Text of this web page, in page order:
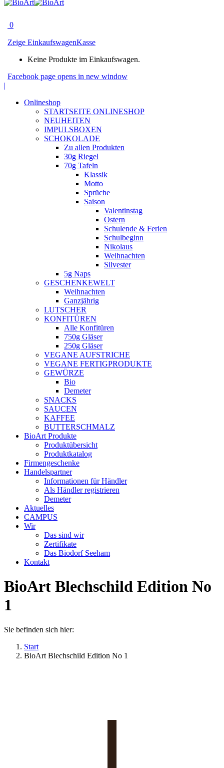
0
Zeige EinkaufswagenKasse
Keine Produkte im Einkaufswagen.
Facebook page opens in new window
|
Onlineshop
STARTSEITE ONLINESHOP
NEUHEITEN
IMPULSBOXEN
SCHOKOLADE
Zu allen Produkten
30g Riegel
70g Tafeln
Klassik
Motto
Sprüche
Saison
Valentinstag
Ostern
Schulende & Ferien
Schulbeginn
Nikolaus
Weihnachten
Silvester
5g Naps
GESCHENKEWELT
Weihnachten
Ganzjährig
LUTSCHER
KONFITÜREN
Alle Konfitüren
750g Gläser
250g Gläser
VEGANE AUFSTRICHE
VEGANE FERTIGPRODUKTE
GEWÜRZE
Bio
Demeter
SNACKS
SAUCEN
KAFFEE
BUTTERSCHMALZ
BioArt Produkte
Produktübersicht
Produktkatalog
Firmengeschenke
Handelspartner
Informationen für Händler
Als Händler registrieren
Demeter
Aktuelles
CAMPUS
Wir
Das sind wir
Zertifikate
Das Biodorf Seeham
Kontakt
BioArt Blechschild Edition No
1
Sie befinden sich hier:
Start
BioArt Blechschild Edition No 1